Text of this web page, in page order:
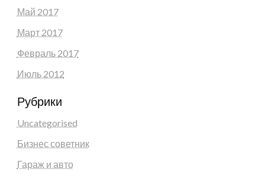
Май 2017
Март 2017
Февраль 2017
Июль 2012
Рубрики
Uncategorised
Бизнес советник
Гараж и авто